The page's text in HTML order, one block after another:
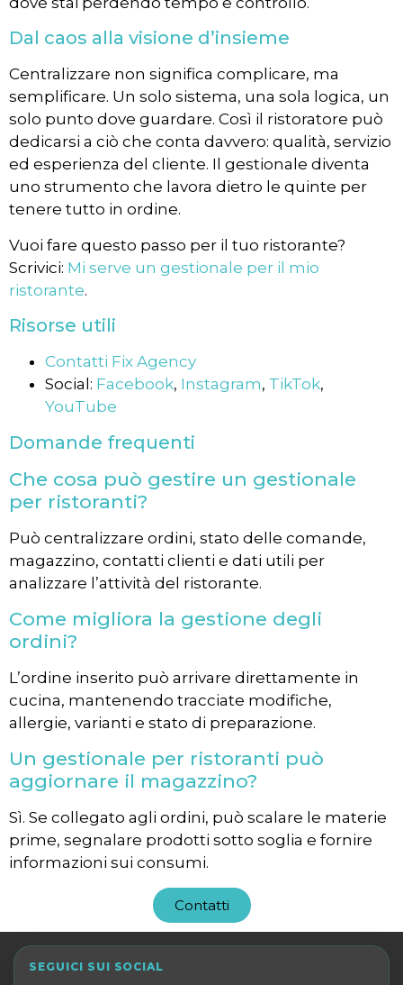
Dal caos alla visione d’insieme
Centralizzare non significa complicare, ma
semplificare. Un solo sistema, una sola logica, un
solo punto dove guardare. Così il ristoratore può
dedicarsi a ciò che conta davvero: qualità, servizio
ed esperienza del cliente. Il gestionale diventa
uno strumento che lavora dietro le quinte per
tenere tutto in ordine.
Vuoi fare questo passo per il tuo ristorante?
Scrivici: Mi serve un gestionale per il mio
ristorante.
Risorse utili
Contatti Fix Agency
Social: Facebook, Instagram, TikTok,
YouTube
Domande frequenti
Che cosa può gestire un gestionale
per ristoranti?
Può centralizzare ordini, stato delle comande,
magazzino, contatti clienti e dati utili per
analizzare l’attività del ristorante.
Come migliora la gestione degli
ordini?
L’ordine inserito può arrivare direttamente in
cucina, mantenendo tracciate modifiche,
allergie, varianti e stato di preparazione.
Un gestionale per ristoranti può
aggiornare il magazzino?
Sì. Se collegato agli ordini, può scalare le materie
prime, segnalare prodotti sotto soglia e fornire
informazioni sui consumi.
Contatti
SEGUICI SUI SOCIAL